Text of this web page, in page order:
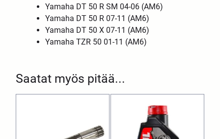
Saatat myös pitää...
Yamaha DT 50 R SM 04-06 (AM6)
Yamaha DT 50 R 07-11 (AM6)
Yamaha DT 50 X 07-11 (AM6)
Yamaha TZR 50 01-11 (AM6)